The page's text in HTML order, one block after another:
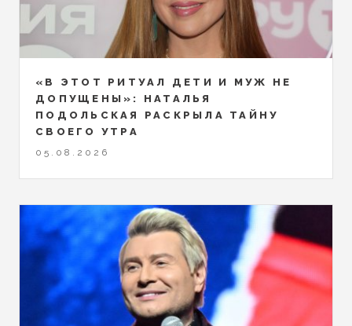
«В ЭТОТ РИТУАЛ ДЕТИ И МУЖ НЕ
ДОПУЩЕНЫ»: НАТАЛЬЯ
ПОДОЛЬСКАЯ РАСКРЫЛА ТАЙНУ
СВОЕГО УТРА
05.08.2026